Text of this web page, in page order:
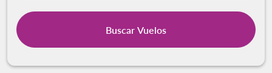
Buscar Vuelos